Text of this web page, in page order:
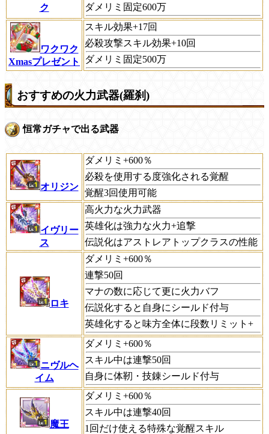
ク
ダメリミ固定600万
ワクワク
Xmasプレゼント
スキル効果+17回
必殺攻撃スキル効果+10回
ダメリミ固定500万
おすすめの火力武器(羅刹)
恒常ガチャで出る武器
オリジン
ダメリミ+600％
必殺を使用する度強化される覚醒
覚醒3回使用可能
イヴリー
ス
高火力な火力武器
英雄化は強力な火力+追撃
伝説化はアストレアトップクラスの性能
ロキ
ダメリミ+600％
連撃50回
マナの数に応じて更に火力バフ
伝説化すると自身にシールド付与
英雄化すると味方全体に段数リミット+
ニヴルヘ
イム
ダメリミ+600％
スキル中は連撃50回
自身に体靭・技錬シールド付与
魔王
ダメリミ+600％
スキル中は連撃40回
1回だけ使える特殊な覚醒スキル